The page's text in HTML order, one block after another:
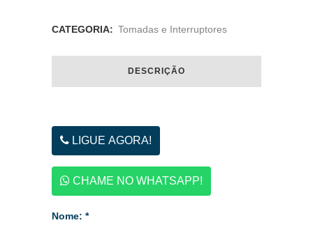
CATEGORIA: Tomadas e Interruptores
DESCRIÇÃO
LIGUE AGORA!
CHAME NO WHATSAPP!
Nome: *